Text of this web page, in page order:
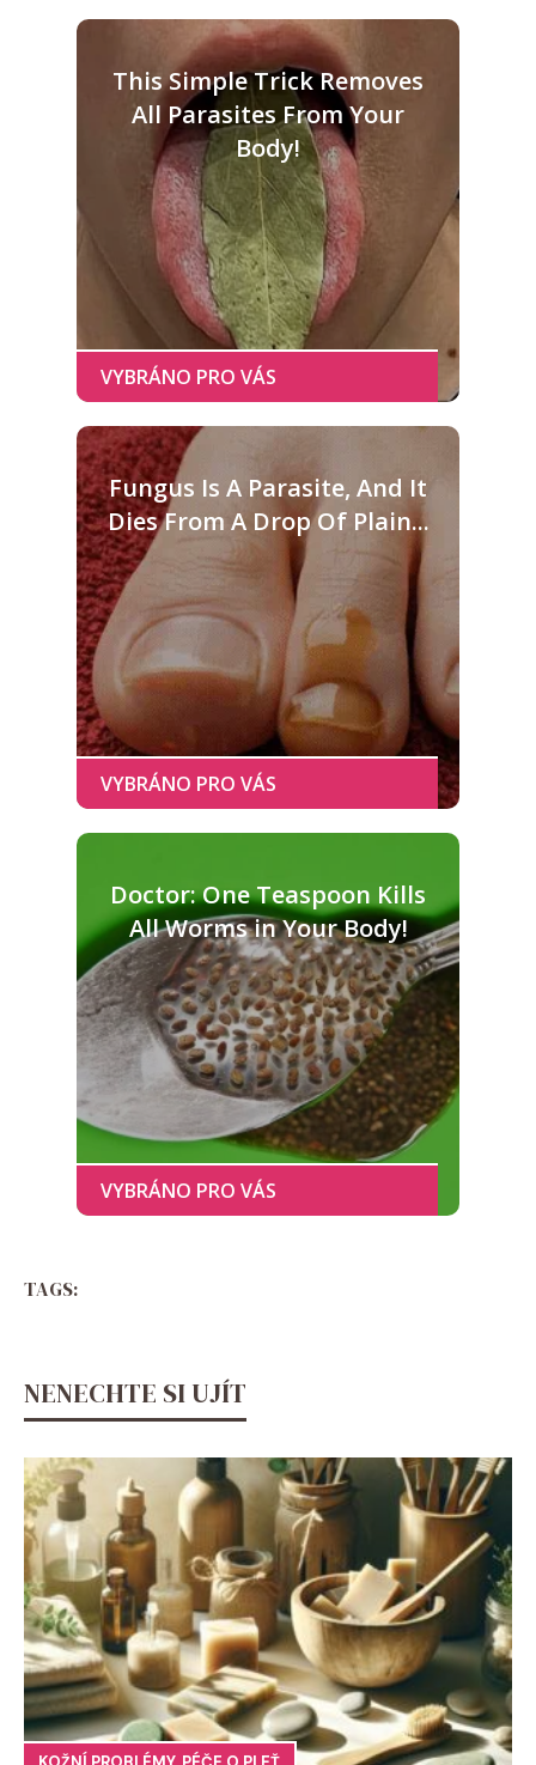
This Simple Trick Removes
All Parasites From Your
Body!
Fungus Is A Parasite, And It
Dies From A Drop Of Plain...
Doctor: One Teaspoon Kills
All Worms in Your Body!
TAGS:
NENECHTE SI UJÍT